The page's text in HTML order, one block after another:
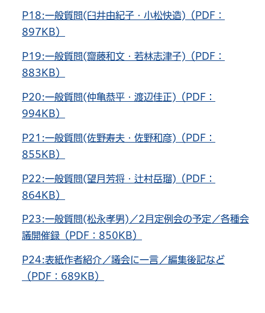
P18:一般質問(臼井由紀子・小松快造)（PDF：
897KB）
P19:一般質問(齋藤和文・若林志津子)（PDF：
883KB）
P20:一般質問(仲亀恭平・渡辺佳正)（PDF：
994KB）
P21:一般質問(佐野寿夫・佐野和彦)（PDF：
855KB）
P22:一般質問(望月芳将・辻村岳瑠)（PDF：
864KB）
P23:一般質問(松永孝男)／2月定例会の予定／各種会
議開催録（PDF：850KB）
P24:表紙作者紹介／議会に一言／編集後記など
（PDF：689KB）